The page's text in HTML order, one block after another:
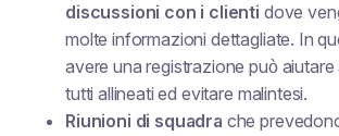
discussioni con i clienti dove
molte informazioni dettagliate. In
avere una registrazione può aiutare
tutti allineati ed evitare malintesi.
Riunioni di squadra che